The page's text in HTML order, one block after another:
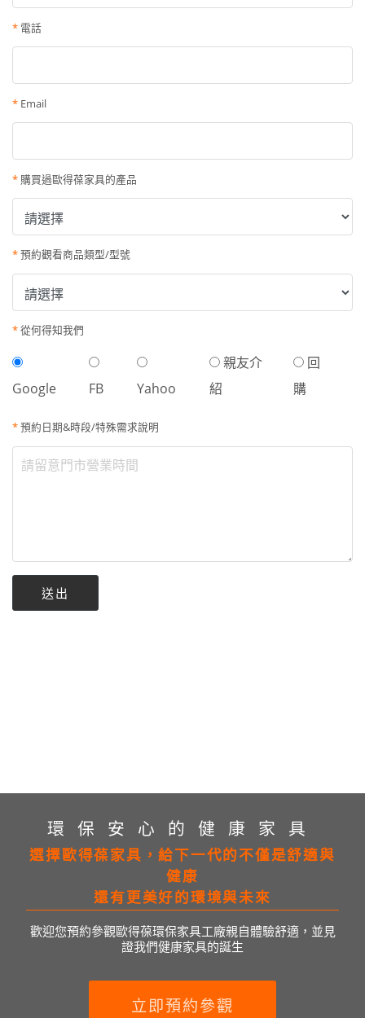
* 電話
* Email
* 購買過歐得葆家具的產品
*預約觀看商品類型/型號
*從何得知我們
Google FB Yahoo
親友介
紹
回
購
*預約日期&時段/特殊需求說明
送出
環保安心的健康家具
選擇歐得葆家具，給下一代的不僅是舒適與
健康
還有更美好的環境與未來
歡迎您預約參觀歐得葆環保家具工廠親自體驗舒適，並見
證我們健康家具的誕生
立即預約參觀